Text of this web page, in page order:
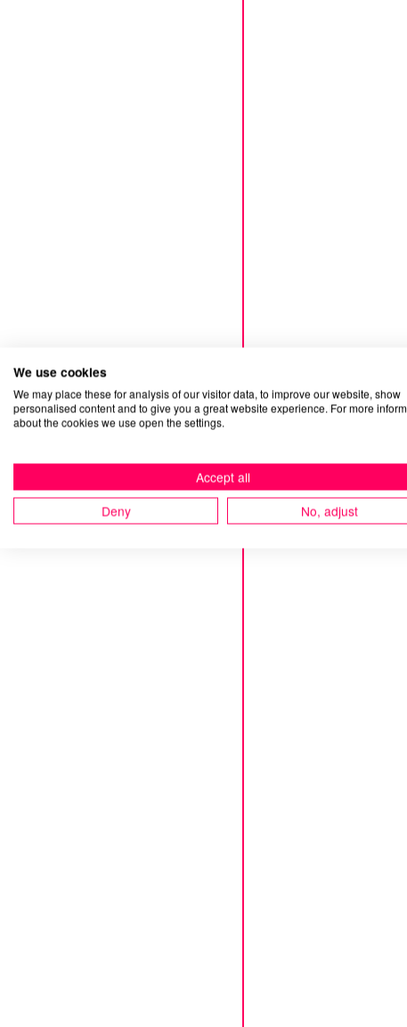
We use cookies
We may place these for analysis of our visitor data, to improve our website, show
personalised content and to give you a great website experience. For more
about the cookies we use open the settings.
Accept all
Deny
No, adjust